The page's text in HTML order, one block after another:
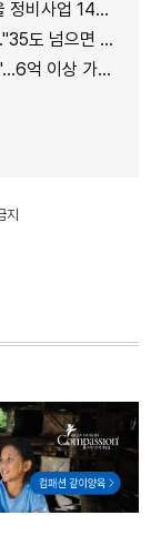
공사 보증 '난항'
면 작업 멈춘다"
격대서 상승세
지